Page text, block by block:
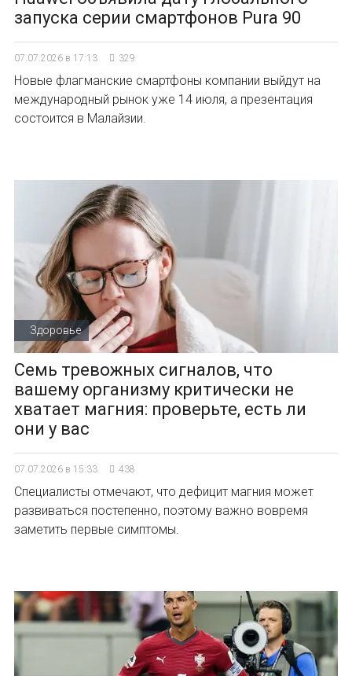
запуска серии смартфонов Pura 90
07.07.2026 в 17:13 329
Новые флагманские смартфоны компании выйдут на
международный рынок уже 14 июля, а презентация
состоится в Малайзии.
Здоровье
Семь тревожных сигналов, что
вашему организму критически не
хватает магния: проверьте, есть ли
они у вас
07.07.2026 в 15:33 438
Специалисты отмечают, что дефицит магния может
развиваться постепенно, поэтому важно вовремя
заметить первые симптомы.